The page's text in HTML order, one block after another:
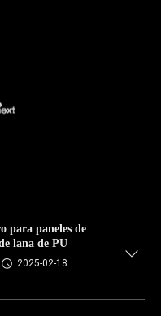
para paneles de
lana de PU
2025-02-18